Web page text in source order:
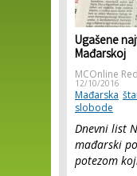
Ugašene
Mađarskoj
MCOnline
12/10/2016
Mađarska
slobode
Dnevni list
mađarski
potezom